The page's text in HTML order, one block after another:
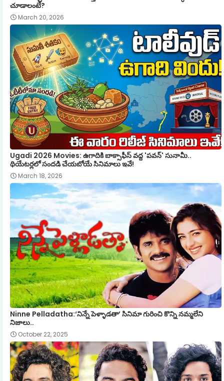
చూడాలంటే?
March 20, 2026
Ugadi 2026 Movies: ఉగాదికి బాక్సాఫీస్ వద్ద 'పవన్' సునామీ..
థియేటర్లలో సందడి చేయబోయే సినిమాలు ఇవే!
March 18, 2026
Ninne Pelladatha:‘నిన్నే పెళ్ళాడతా’ సినిమా గురించి కొన్ని నమ్మలేని
నిజాలు..
October 22, 2025